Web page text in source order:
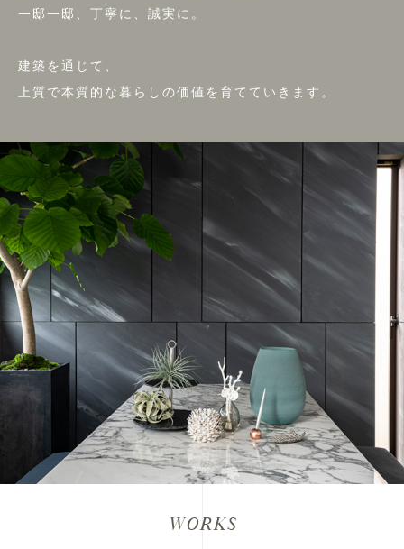
一邸一邸、丁寧に、誠実に。
建築を通じて、
上質で本質的な暮らしの価値を育てていきます。
WORKS